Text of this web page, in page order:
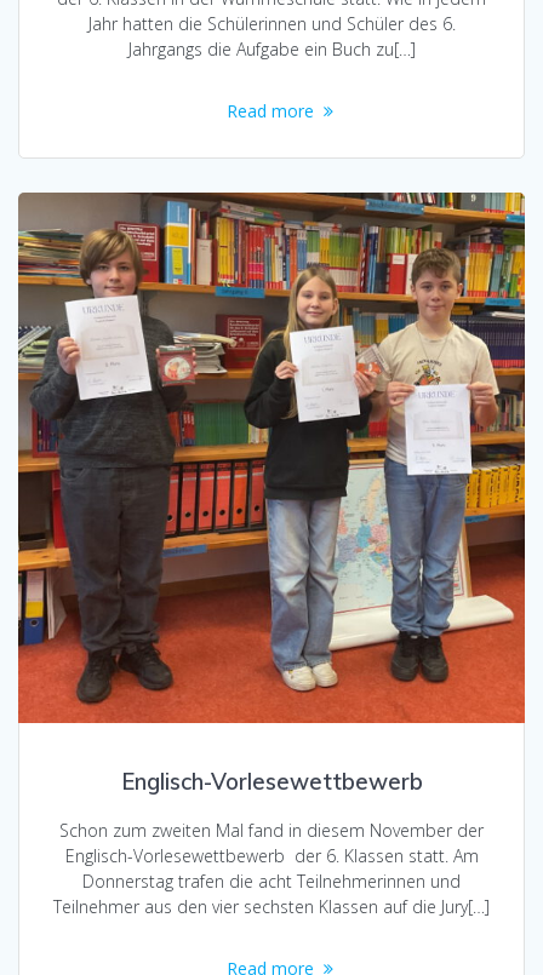
Jahr hatten die Schülerinnen und Schüler des 6.
Jahrgangs die Aufgabe ein Buch zu[…]
Read more
Englisch-Vorlesewettbewerb
Schon zum zweiten Mal fand in diesem November der
Englisch-Vorlesewettbewerb der 6. Klassen statt. Am
Donnerstag trafen die acht Teilnehmerinnen und
Teilnehmer aus den vier sechsten Klassen auf die Jury[…]
Read more